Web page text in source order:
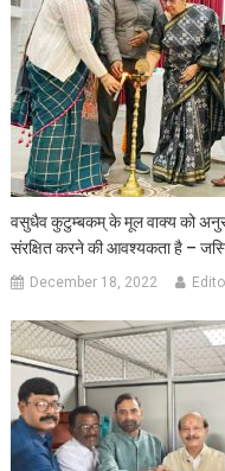
वसुधैव कुटुम्बकम् के मूल वाक्य को
संरक्षित करने की आवश्यकता है –
December 18, 2022